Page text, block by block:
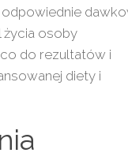
życia osoby
do rezultatów i
diety i